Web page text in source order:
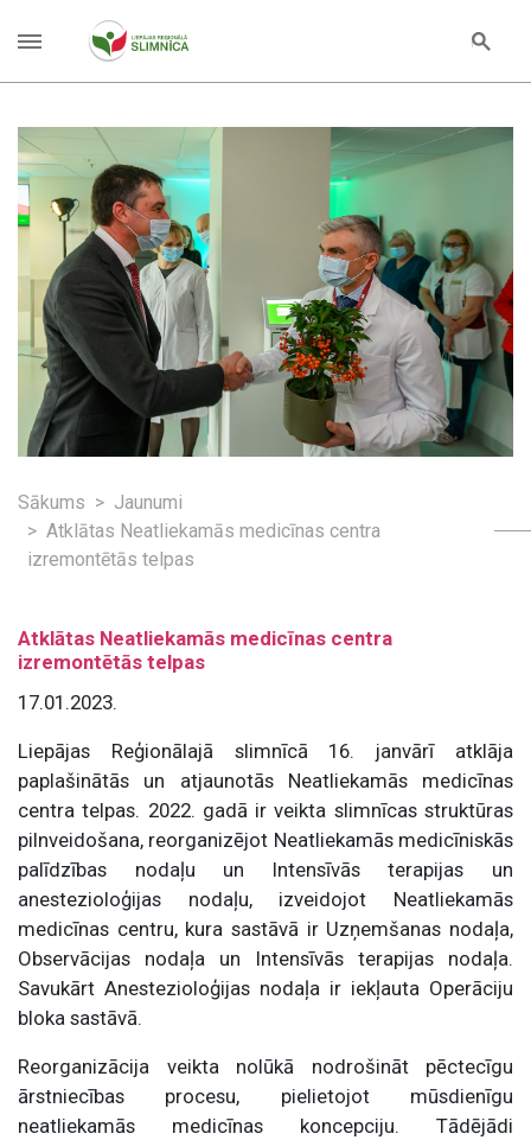
Sākums
Jaunumi
Atklātas Neatliekamās medicīnas centra
izremontētās telpas
Atklātas Neatliekamās medicīnas centra
izremontētās telpas
17.01.2023.
Liepājas Reģionālajā slimnīcā 16. janvārī atklāja
paplašinātās un atjaunotās Neatliekamās medicīnas
centra telpas. 2022. gadā ir veikta slimnīcas struktūras
pilnveidošana, reorganizējot Neatliekamās medicīniskās
palīdzības nodaļu un Intensīvās terapijas un
anestezioloģijas nodaļu, izveidojot Neatliekamās
medicīnas centru, kura sastāvā ir Uzņemšanas nodaļa,
Observācijas nodaļa un Intensīvās terapijas nodaļa.
Savukārt Anestezioloģijas nodaļa ir iekļauta Operāciju
bloka sastāvā.
Reorganizācija veikta nolūkā nodrošināt pēctecīgu
ārstniecības procesu, pielietojot mūsdienīgu
neatliekamās medicīnas koncepciju. Tādējādi